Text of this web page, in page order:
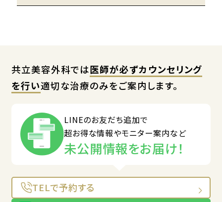
共立美容外科では医師が必ずカウンセリング
を行い適切な治療のみをご案内します。
LINEのお友だち追加で
超お得な情報やモニター案内など
未公開情報をお届け！
TELで予約する